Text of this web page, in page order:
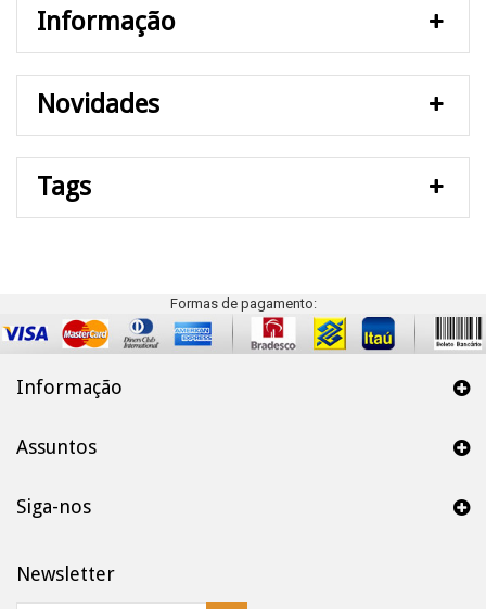
Informação
Novidades
Tags
Formas de pagamento:
Informação
Assuntos
Siga-nos
Newsletter